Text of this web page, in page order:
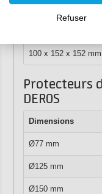
100 x 152 x 152 mm
Protecteurs
DEROS
Dimensions
Ø77 mm
Ø125 mm
Ø150 mm
Refuser